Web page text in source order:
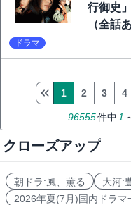
行御史
（全話
ドラマ
96555件中 1
1 2 3 4
クローズアップ
朝ドラ:風、薫る 大河:
2026年夏(7月)国内ドラマ